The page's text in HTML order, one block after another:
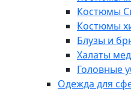
Костюмы
Костюмы
Блузы и
Халаты
Головные
Одежда для